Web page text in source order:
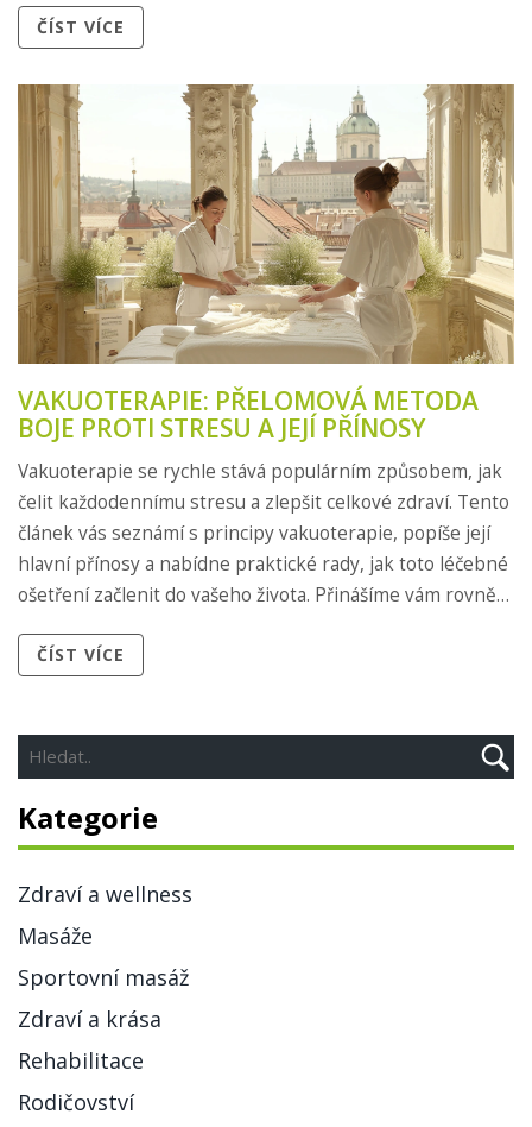
by měl zvažovat tento typ terapie a tipy pro efektivní
zlepšit vaše zdraví a pohodu.
ČÍST VÍCE
VAKUOTERAPIE: PŘELOMOVÁ METODA
BOJE PROTI STRESU A JEJÍ PŘÍNOSY
Vakuoterapie se rychle stává populárním způsobem, jak
čelit každodennímu stresu a zlepšit celkové zdraví. Tento
článek vás seznámí s principy vakuoterapie, popíše její
hlavní přínosy a nabídne praktické rady, jak toto léčebné
ošetření začlenit do vašeho života. Přinášíme vám rovněž
účinky na vaše tělo i mysl.
ČÍST VÍCE
Kategorie
Zdraví a wellness
Masáže
Sportovní masáž
Zdraví a krása
Rehabilitace
Rodičovství